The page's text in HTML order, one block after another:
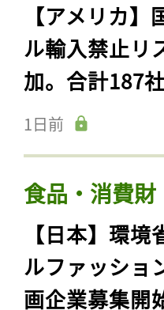
【アメリカ
ル輸入禁止リ
加。合計187
1日前
食品・消費
【日本】環
ルファッショ
画企業募集開